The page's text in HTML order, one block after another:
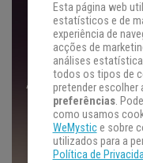
Esta página web
estatísticos e de
experiência de
acções de
análises
todos os tipos de
pretender escolher
preferências.
como usamos
WeMystice sobre
utilizados para a
Política de